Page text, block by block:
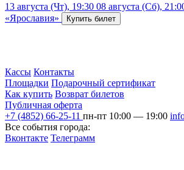
13 августа (Чт), 19:30 08 августа (Сб),
«Ярославия»
Кассы Контакты
Площадки Подарочный сертификат
Как купить Возврат билетов
Публичная оферта
+7 (4852) 66-25-11 пн-пт 10:00 — 19:00
Все события города:
Вконтакте Телеграмм